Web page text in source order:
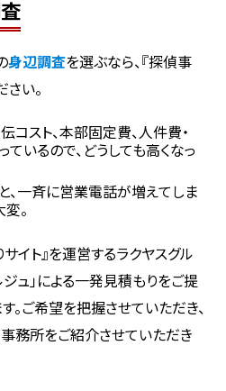
身辺調査を選ぶなら、『探偵事
い。
スト、本部固定費、人件費・
いるので、どうしても高くなっ
、一斉に営業電話が増えてしま
。
イト』を運営するラクヤスグル
ジュ」による一発見積もりをご提
。ご希望を把握させていただき、
務所をご紹介させていただき